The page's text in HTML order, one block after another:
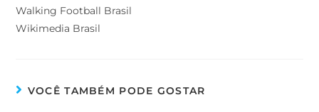
Walking Football Brasil
Wikimedia Brasil
VOCÊ TAMBÉM PODE GOSTAR